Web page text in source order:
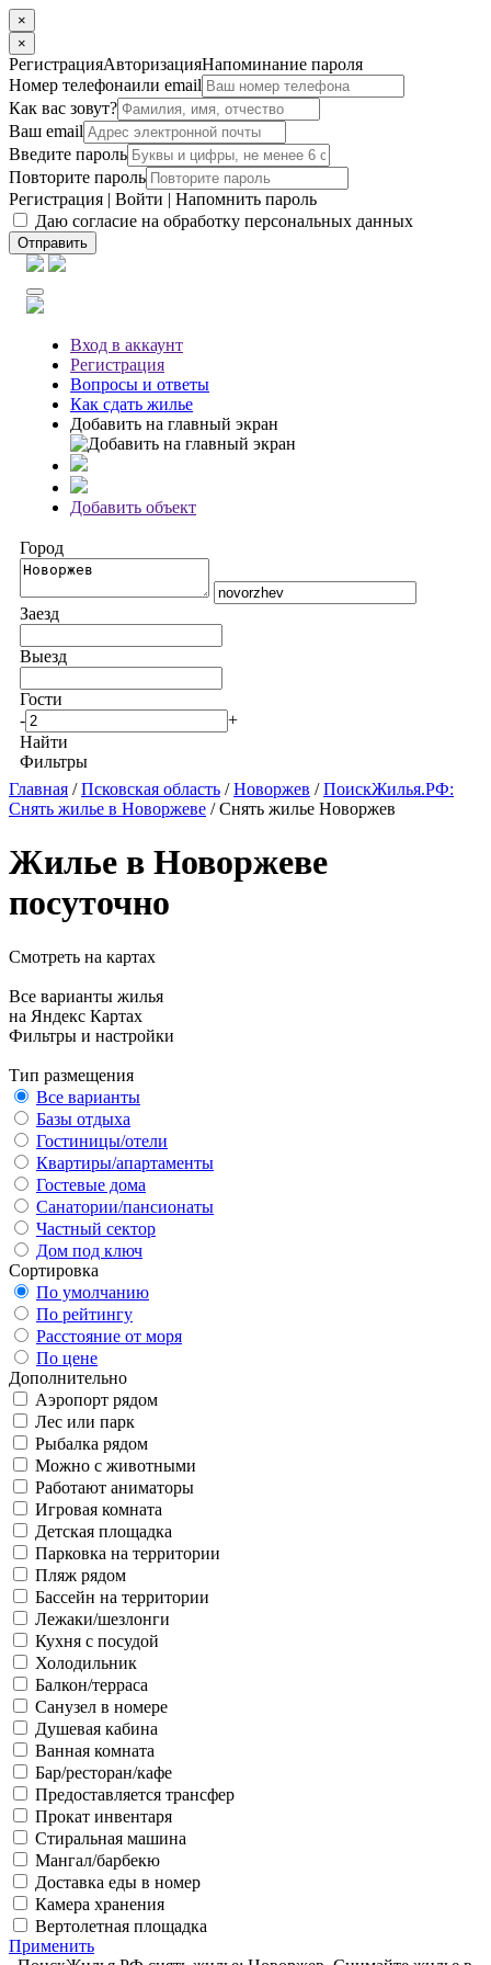
×
×
РегистрацияАвторизацияНапоминание пароля
Номер телефонаили email
Как вас зовут?
Ваш email
Введите пароль
Повторите пароль
Регистрация | Войти | Напомнить пароль
Даю согласие на обработку персональных данных
Отправить
Вход в аккаунт
Регистрация
Вопросы и ответы
Как сдать жилье
Добавить на главный экран
Добавить объект
Город
Заезд
Выезд
Гости
-
+
Найти
Фильтры
Главная /Псковская область /Новоржев /ПоискЖилья.РФ:
Снять жилье в Новоржеве / Снять жилье Новоржев
Жилье в Новоржеве
посуточно
Смотреть на картах
Все варианты жилья
на Яндекс Картах
Фильтры и настройки
Тип размещения
Все варианты
Базы отдыха
Гостиницы/отели
Квартиры/апартаменты
Гостевые дома
Санатории/пансионаты
Частный сектор
Дом под ключ
Сортировка
По умолчанию
По рейтингу
Расстояние от моря
По цене
Дополнительно
Аэропорт рядом
Лес или парк
Рыбалка рядом
Можно с животными
Работают аниматоры
Игровая комната
Детская площадка
Парковка на территории
Пляж рядом
Бассейн на территории
Лежаки/шезлонги
Кухня с посудой
Холодильник
Балкон/терраса
Санузел в номере
Душевая кабина
Ванная комната
Бар/ресторан/кафе
Предоставляется трансфер
Прокат инвентаря
Стиральная машина
Мангал/барбекю
Доставка еды в номер
Камера хранения
Вертолетная площадка
Применить